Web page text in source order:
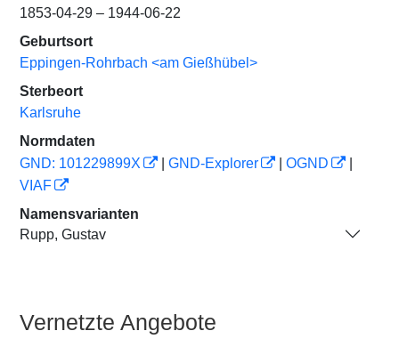
1853-04-29 – 1944-06-22
Geburtsort
Eppingen-Rohrbach <am Gießhübel>
Sterbeort
Karlsruhe
Normdaten
GND: 101229899X
GND-Explorer OGND
VIAF
Namensvarianten
Rupp, Gustav
Vernetzte Angebote